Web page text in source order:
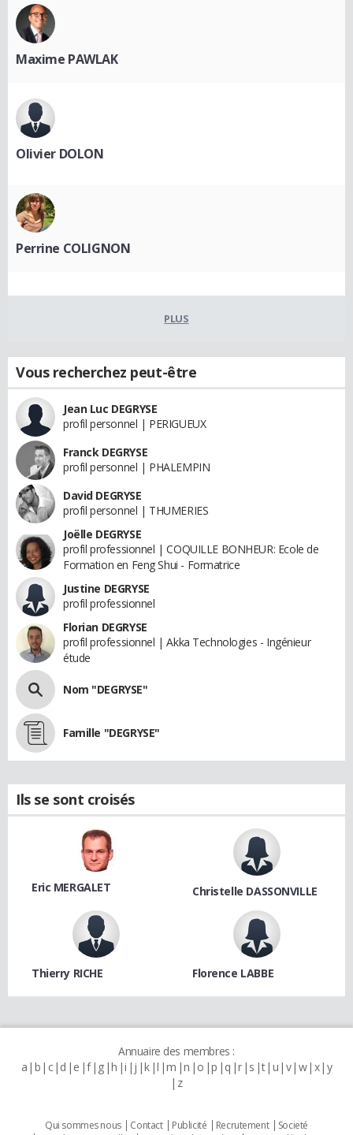
Maxime PAWLAK
Olivier DOLON
Perrine COLIGNON
PLUS
Vous recherchez peut-être
Jean Luc DEGRYSE
profil personnel | PERIGUEUX
Franck DEGRYSE
profil personnel | PHALEMPIN
David DEGRYSE
profil personnel | THUMERIES
Joëlle DEGRYSE
profil professionnel | COQUILLE BONHEUR: Ecole de
Formation en Feng Shui - Formatrice
Justine DEGRYSE
profil professionnel
Florian DEGRYSE
profil professionnel | Akka Technologies - Ingénieur
étude
Nom "DEGRYSE"
Famille "DEGRYSE"
Ils se sont croisés
Eric MERGALET Christelle DASSONVILLE
Thierry RICHE Florence LABBE
Annuaire des membres :
a b c d e f g h i j k l m n o p q r s t u v w x y
z
Qui sommes nous Contact Publicité Recrutement
Societé